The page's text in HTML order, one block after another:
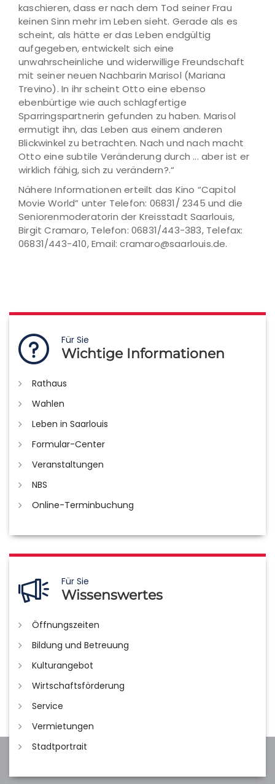
kaschieren, dass er nach dem Tod seiner Frau
keinen Sinn mehr im Leben sieht. Gerade als es
scheint, als hätte er das Leben endgültig
aufgegeben, entwickelt sich eine
unwahrscheinliche und widerwillige Freundschaft
mit seiner neuen Nachbarin Marisol (Mariana
Trevino). In ihr scheint Otto eine ebenso
ebenbürtige wie auch schlagfertige
Sparringspartnerin gefunden zu haben. Marisol
ermutigt ihn, das Leben aus einem anderen
Blickwinkel zu betrachten. Nach und nach macht
Otto eine subtile Veränderung durch ... aber ist er
wirklich fähig, sich zu verändern?.“
Nähere Informationen erteilt das Kino “Capitol
Movie World” unter Telefon: 06831/ 2345 und die
Seniorenmoderatorin der Kreisstadt Saarlouis,
Birgit Cramaro, Telefon: 06831/443-383, Telefax:
06831/443-410, Email: cramaro@saarlouis.de.
Für Sie
Wichtige Informationen
Rathaus
Wahlen
Leben in Saarlouis
Formular-Center
Veranstaltungen
NBS
Online-Terminbuchung
Für Sie
Wissenswertes
Öffnungszeiten
Bildung und Betreuung
Kulturangebot
Wirtschaftsförderung
Service
Vermietungen
Stadtportrait